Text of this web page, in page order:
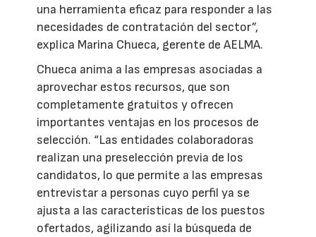
una herramienta eficaz para responder a las
necesidades de contratación del sector”,
explica Marina Chueca, gerente de AELMA.
Chueca anima a las empresas asociadas a
aprovechar estos recursos, que son
completamente gratuitos y ofrecen
importantes ventajas en los procesos de
selección. “Las entidades colaboradoras
realizan una preselección previa de los
candidatos, lo que permite a las empresas
entrevistar a personas cuyo perfil ya se
ajusta a las características de los puestos
ofertados, agilizando así la búsqueda de